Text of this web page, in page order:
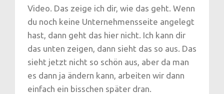
Video. Das zeige ich dir, wie das geht. Wenn
du noch keine Unternehmensseite angelegt
hast, dann geht das hier nicht. Ich kann dir
das unten zeigen, dann sieht das so aus. Das
sieht jetzt nicht so schön aus, aber da man
es dann ja ändern kann, arbeiten wir dann
einfach ein bisschen später dran.